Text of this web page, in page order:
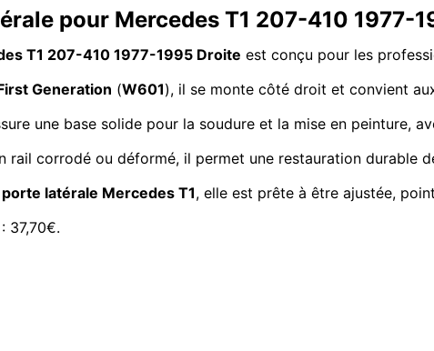
pour Mercedes T1 207-410 1977-
T1 207-410 1977-1995 Droite est conçu pour les
Generation (W601), il se monte côté droit et convient
une base solide pour la soudure et la mise en peinture,
corrodé ou déformé, il permet une restauration durable
latérale Mercedes T1, elle est prête à être ajustée,
37,70€.